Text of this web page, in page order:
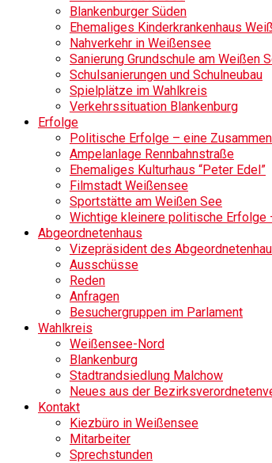
Blankenburger Süden
Ehemaliges Kinderkrankenhaus
Nahverkehr in Weißensee
Sanierung Grundschule am Weißen
Schulsanierungen und Schulneubau
Spielplätze im Wahlkreis
Verkehrssituation Blankenburg
Erfolge
Politische Erfolge – eine
Ampelanlage Rennbahnstraße
Ehemaliges Kulturhaus “Peter Edel”
Filmstadt Weißensee
Sportstätte am Weißen See
Wichtige kleinere politische Erfolge
Abgeordnetenhaus
Vizepräsident des
Ausschüsse
Reden
Anfragen
Besuchergruppen im Parlament
Wahlkreis
Weißensee-Nord
Blankenburg
Stadtrandsiedlung Malchow
Neues aus der
Kontakt
Kiezbüro in Weißensee
Mitarbeiter
Sprechstunden